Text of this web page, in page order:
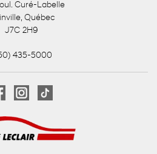
Curé-Labelle
, Québec
J7C 2H9
435-5000